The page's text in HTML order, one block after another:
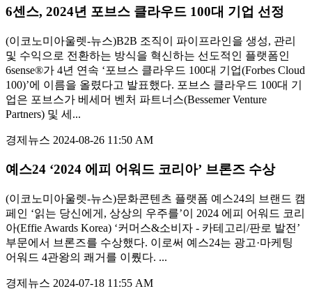
6센스, 2024년 포브스 클라우드 100대 기업 선정
(이코노미아울렛-뉴스)B2B 조직이 파이프라인을 생성, 관리
및 수익으로 전환하는 방식을 혁신하는 선도적인 플랫폼인
6sense®가 4년 연속 ‘포브스 클라우드 100대 기업(Forbes Cloud
100)’에 이름을 올렸다고 발표했다. 포브스 클라우드 100대 기
업은 포브스가 베세머 벤처 파트너스(Bessemer Venture
Partners) 및 세...
경제뉴스 2024-08-26 11:50 AM
예스24 ‘2024 에피 어워드 코리아’ 브론즈 수상
(이코노미아울렛-뉴스)문화콘텐츠 플랫폼 예스24의 브랜드 캠
페인 ‘읽는 당신에게, 상상의 우주를’이 2024 에피 어워드 코리
아(Effie Awards Korea) ‘커머스&소비자 - 카테고리/판로 발전’
부문에서 브론즈를 수상했다. 이로써 예스24는 광고·마케팅
어워드 4관왕의 쾌거를 이뤘다. ...
경제뉴스 2024-07-18 11:55 AM